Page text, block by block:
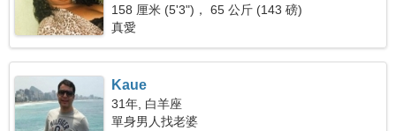
158 厘米 (5'3")， 65 公斤 (143 磅)
真愛
Kaue
31年, 白羊座
單身男人找老婆